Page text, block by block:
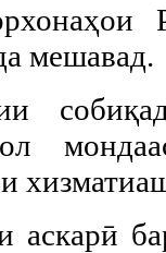
мешавад.
аскарӣ